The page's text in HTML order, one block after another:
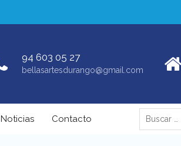
94 603 05 27
bellasartesdurango@gmail.com
Noticias Contacto
Buscar: